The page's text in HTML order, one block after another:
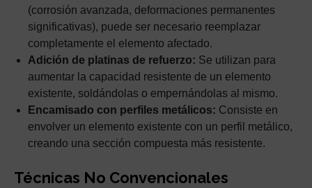
(corrosión avanzada, deformaciones permanentes
significativas), puede ser necesario reemplazar
completamente el elemento afectado.
Adición de platinas de refuerzo: Se utilizan para
aumentar la capacidad resistente de un elemento
existente, soldándolas o empernándolas al mismo.
Encamisado con perfiles metálicos: Consiste en
envolver un elemento existente con un perfil metálico,
creando una sección compuesta más resistente.
Técnicas No Convencionales